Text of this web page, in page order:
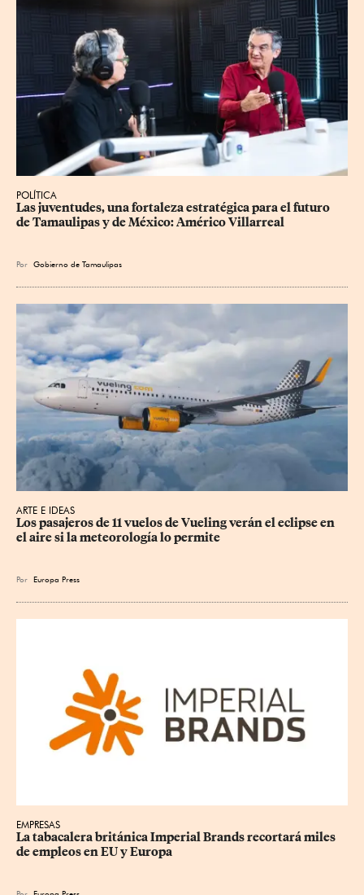
POLÍTICA
Las juventudes, una fortaleza estratégica para el futuro
de Tamaulipas y de México: Américo Villarreal
Por Gobierno de Tamaulipas
ARTE E IDEAS
Los pasajeros de 11 vuelos de Vueling verán el eclipse en
el aire si la meteorología lo permite
Por Europa Press
EMPRESAS
La tabacalera británica Imperial Brands recortará miles
de empleos en EU y Europa